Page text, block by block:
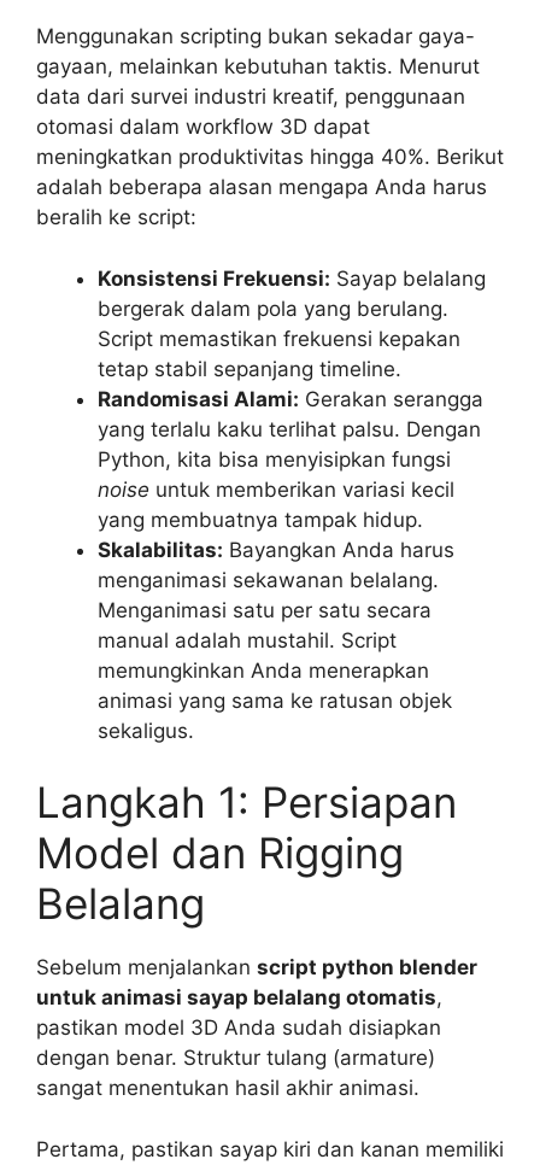
Menggunakan scripting bukan sekadar gaya-
gayaan, melainkan kebutuhan taktis. Menurut
data dari survei industri kreatif, penggunaan
otomasi dalam workflow 3D dapat
meningkatkan produktivitas hingga 40%. Berikut
adalah beberapa alasan mengapa Anda harus
beralih ke script:
Konsistensi Frekuensi: Sayap belalang
bergerak dalam pola yang berulang.
Script memastikan frekuensi kepakan
tetap stabil sepanjang timeline.
Randomisasi Alami: Gerakan serangga
yang terlalu kaku terlihat palsu. Dengan
Python, kita bisa menyisipkan fungsi
noise untuk memberikan variasi kecil
yang membuatnya tampak hidup.
Skalabilitas: Bayangkan Anda harus
menganimasi sekawanan belalang.
Menganimasi satu per satu secara
manual adalah mustahil. Script
memungkinkan Anda menerapkan
animasi yang sama ke ratusan objek
sekaligus.
Langkah 1: Persiapan
Model dan Rigging
Belalang
Sebelum menjalankan script python blender
untuk animasi sayap belalang otomatis,
pastikan model 3D Anda sudah disiapkan
dengan benar. Struktur tulang (armature)
sangat menentukan hasil akhir animasi.
Pertama, pastikan sayap kiri dan kanan memiliki